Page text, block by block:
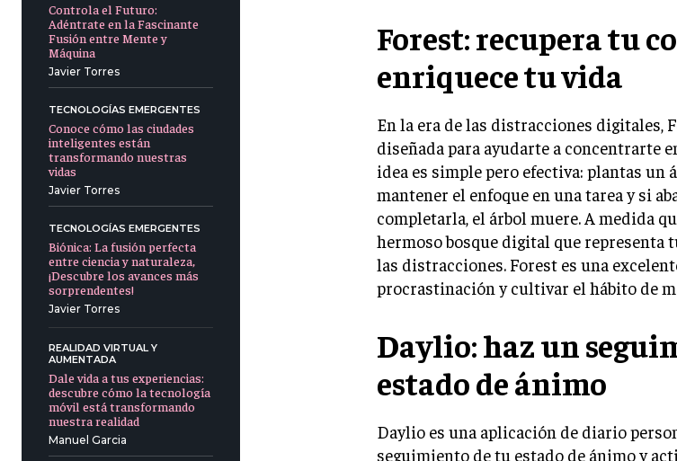
Controla el Futuro:
Adéntrate en la Fascinante
Fusión entre Mente y
Máquina
Javier Torres
TECNOLOGÍAS EMERGENTES
Conoce cómo las ciudades
inteligentes están
transformando nuestras
vidas
Javier Torres
TECNOLOGÍAS EMERGENTES
Biónica: La fusión perfecta
entre ciencia y naturaleza,
¡Descubre los avances más
sorprendentes!
Javier Torres
REALIDAD VIRTUAL Y
AUMENTADA
Dale vida a tus experiencias:
descubre cómo la tecnología
móvil está transformando
nuestra realidad
Manuel Garcia
Forest: recupera tu
enriquece tu vida
En la era de las distracciones digitales,
diseñada para ayudarte a concentrarte
idea es simple pero efectiva: plantas
mantener el enfoque en una tarea y si
completarla, el árbol muere. A medida
hermoso bosque digital que representa
las distracciones. Forest es una
procrastinación y cultivar el hábito de
Daylio: haz un
estado de ánimo
Daylio es una aplicación de diario
seguimiento de tu estado de ánimo y